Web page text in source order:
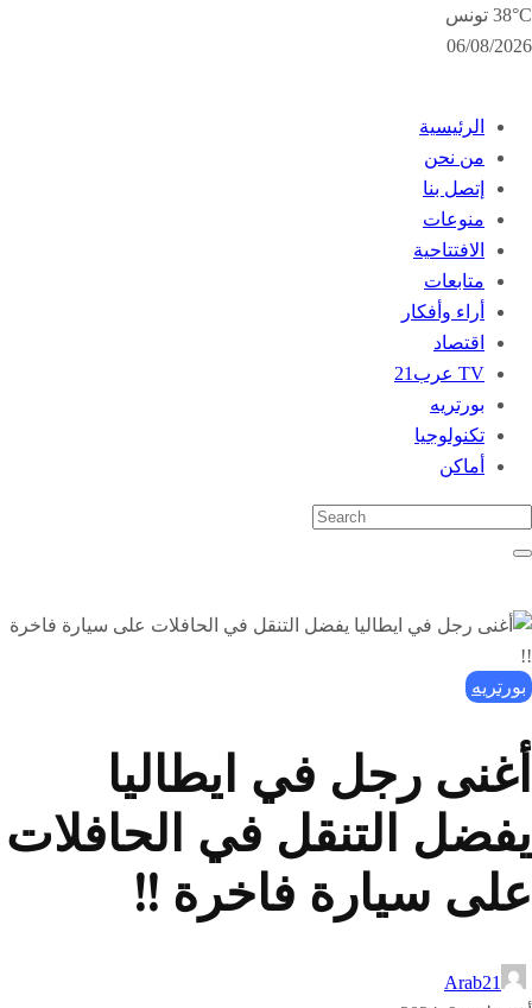
38°C تونس
06/08/2026
الرئيسية
من نحن
إتصل بنا
منوعات
الافتتاحية
متابعات
أراء وأفكار
اقتصاد
TV عرب21
بورتريه
تكنولوجيا
أماكن
بورتريه
أغنى رجل في ايطاليا
يفضل التنقل في الحافلات
على سيارة فاخرة !!
Arab21